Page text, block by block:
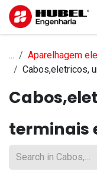
Skip to Content
...
Aparelhagem
Cabos,eletricos,
terminais